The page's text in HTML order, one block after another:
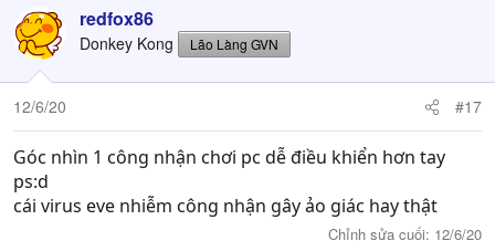
redfox86
Donkey Kong Lão Làng GVN
12/6/20 #17
Góc nhìn 1 công nhận chơi pc dễ điều khiển hơn tay
ps:d
cái virus eve nhiễm công nhận gây ảo giác hay thật
Chỉnh sửa cuối: 12/6/20